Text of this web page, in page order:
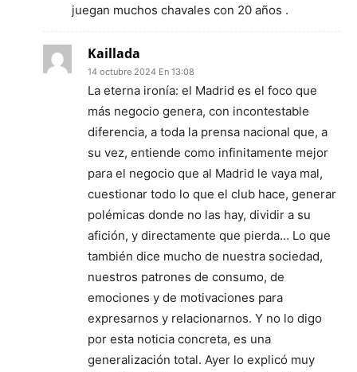
juegan muchos chavales con 20 años .
Kaillada
14 octubre 2024 En 13:08
La eterna ironía: el Madrid es el foco que
más negocio genera, con incontestable
diferencia, a toda la prensa nacional que, a
su vez, entiende como infinitamente mejor
para el negocio que al Madrid le vaya mal,
cuestionar todo lo que el club hace, generar
polémicas donde no las hay, dividir a su
afición, y directamente que pierda… Lo que
también dice mucho de nuestra sociedad,
nuestros patrones de consumo, de
emociones y de motivaciones para
expresarnos y relacionarnos. Y no lo digo
por esta noticia concreta, es una
generalización total. Ayer lo explicó muy